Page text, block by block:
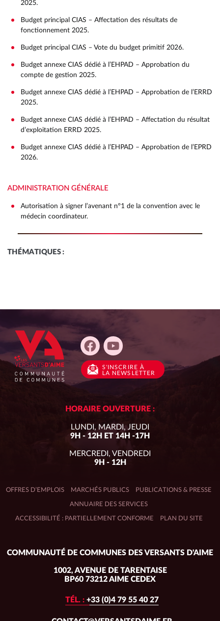
2025.
Budget principal CIAS – Affectation des résultats de
fonctionnement 2025.
Budget principal CIAS – Vote du budget primitif 2026.
Budget annexe CIAS dédié à l’EHPAD – Approbation du
compte de gestion 2025.
Budget annexe CIAS dédié à l’EHPAD – Approbation de l’ERRD
2025.
Budget annexe CIAS dédié à l’EHPAD – Affectation du résultat
d’exploitation ERRD 2025.
Budget annexe CIAS dédié à l’EHPAD – Approbation de l’EPRD
2026.
ADMINISTRATION GÉNÉRALE
Autorisation à signer l’avenant n°1 de la convention avec le
médecin coordinateur.
THÉMATIQUES :
HORAIRE OUVERTURE :
LUNDI, MARDI, JEUDI
9H - 12H ET 14H -17H
MERCREDI, VENDREDI
9H - 12H
OFFRES D’EMPLOIS MARCHÉS PUBLICS PUBLICATIONS & PRESSE
ANNUAIRE DES SERVICES
ACCESSIBILITÉ : PARTIELLEMENT CONFORME PLAN DU SITE
S'INSCRIRE À
LA NEWSLETTER
Adresse
COMMUNAUTÉ DE COMMUNES DES VERSANTS D'AIME
1002, AVENUE DE TARENTAISE
BP60 73212 AIME CEDEX
TÉL. :+33 (0)4 79 55 40 27